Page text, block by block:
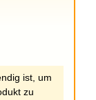
ist, um
zu